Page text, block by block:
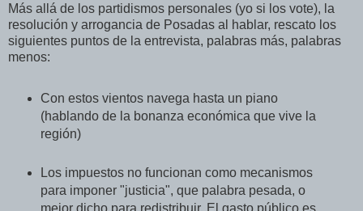
Más allá de los partidismos personales (yo si los vote), la
resolución y arrogancia de Posadas al hablar, rescato los
siguientes puntos de la entrevista, palabras más, palabras
menos:
Con estos vientos navega hasta un piano
(hablando de la bonanza económica que vive la
región)
Los impuestos no funcionan como mecanismos
para imponer "justicia", que palabra pesada, o
mejor dicho para redistribuir. El gasto público es